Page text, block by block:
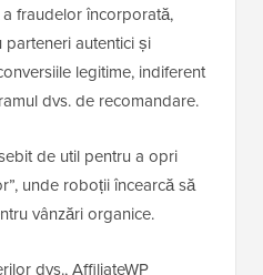
fraudelor încorporată,
autentici și
legitime, indiferent
dvs. de recomandare.
de util pentru a opri
unde roboții încearcă să
vânzări organice.
dvs., AffiliateWP